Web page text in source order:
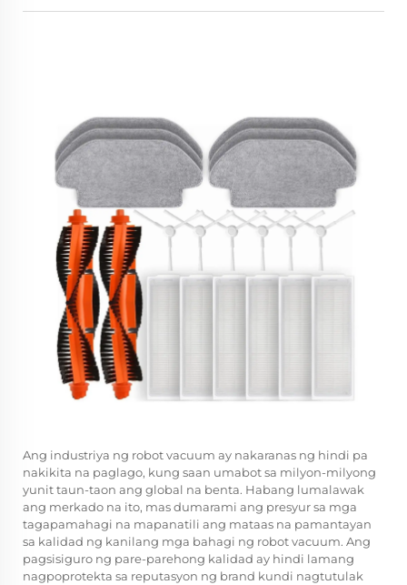
Ang industriya ng robot vacuum ay nakaranas ng hindi pa
nakikita na paglago, kung saan umabot sa milyon-milyong
yunit taun-taon ang global na benta. Habang lumalawak
ang merkado na ito, mas dumarami ang presyur sa mga
tagapamahagi na mapanatili ang mataas na pamantayan
sa kalidad ng kanilang mga bahagi ng robot vacuum. Ang
pagsisiguro ng pare-parehong kalidad ay hindi lamang
nagpoprotekta sa reputasyon ng brand kundi nagtutulak